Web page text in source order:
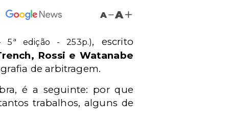
A A
5ª edição - 253p.), escrito
Rossi e Watanabe
de arbitragem.
é a seguinte: por que
trabalhos, alguns de